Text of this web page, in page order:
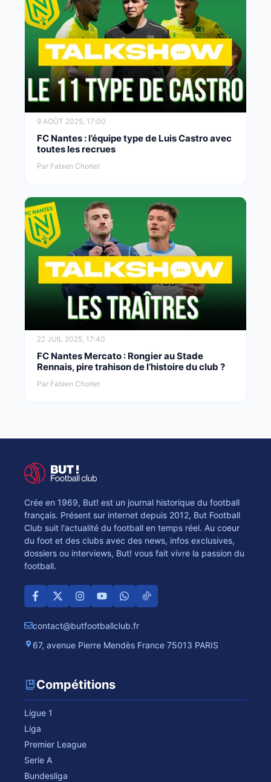
9 AOÛT 2025, 17:00
FC Nantes : l’équipe type de Luis Castro avec
toutes les recrues
Par Fabien Chorlet
22 JUIL 2025, 17:40
FC Nantes Mercato : Rongier au Stade
Rennais, pire trahison de l’histoire du club ?
Par Fabien Chorlet
Crée en 1969, But! est un journal historique du football
français. Présent sur internet depuis 2012, But Football
Club suit l'actualité du football en temps réel. Au coeur
du foot et des clubs avec des news, infos exclusives,
dossiers ou interviews, But! vous fait vivre la passion du
football.
contact@butfootballclub.fr
67, avenue Pierre Mendès France 75013 PARIS
Compétitions
Ligue 1
Liga
Premier League
Serie A
Bundesliga